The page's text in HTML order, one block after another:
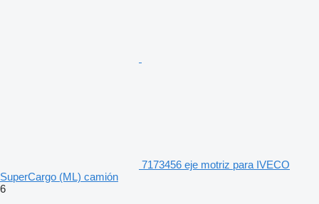
7173456 eje motriz para IVECO
SuperCargo (ML) camión
6